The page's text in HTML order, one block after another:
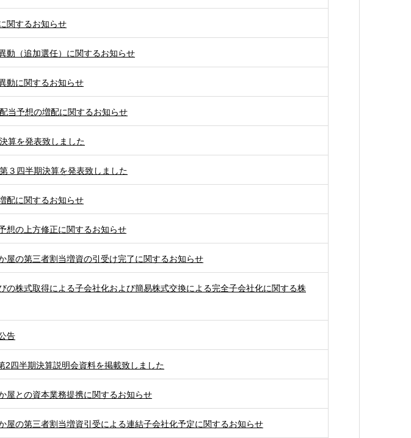
関するお知らせ
動（追加選任）に関するお知らせ
動に関するお知らせ
当予想の増配に関するお知らせ
算を発表致しました
３四半期決算を発表致しました
配に関するお知らせ
想の上方修正に関するお知らせ
屋の第三者割当増資の引受け完了に関するお知らせ
の株式取得による子会社化および簡易株式交換による完全子会社化に関する株
告
2四半期決算説明会資料を掲載致しました
屋との資本業務提携に関するお知らせ
屋の第三者割当増資引受による連結子会社化予定に関するお知らせ